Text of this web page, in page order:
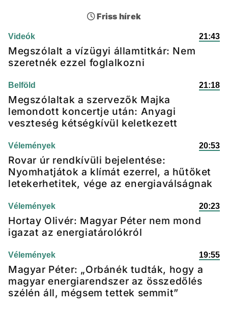
Friss hírek
Videók 21:43
Megszólalt a vízügyi államtitkár: Nem
szeretnék ezzel foglalkozni
Belföld 21:18
Megszólaltak a szervezők Majka
lemondott koncertje után: Anyagi
veszteség kétségkívül keletkezett
Vélemények 20:53
Rovar úr rendkívüli bejelentése:
Nyomhatjátok a klímát ezerrel, a hűtőket
letekerhetitek, vége az energiaválságnak
Vélemények 20:23
Hortay Olivér: Magyar Péter nem mond
igazat az energiatárolókról
Vélemények 19:55
Magyar Péter: „Orbánék tudták, hogy a
magyar energiarendszer az összedőlés
szélén áll, mégsem tettek semmit”